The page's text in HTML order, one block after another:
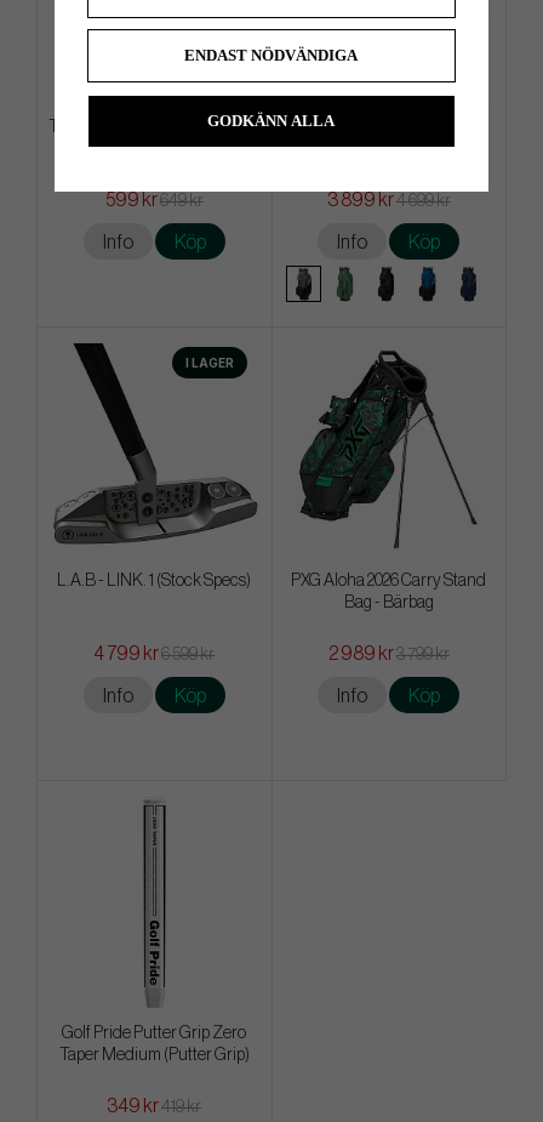
Titleist PRO V1x High Numbers
- Vit
599 kr649 kr
Info Köp
TaylorMade Deluxe -26 -
Vagnbag
3 899 kr4 699 kr
Info Köp
I LAGER
L.A.B - LINK. 1 (Stock Specs)
4 799 kr6 599 kr
Info Köp
PXG Aloha 2026 Carry Stand
Bag - Bärbag
2 989 kr3 799 kr
Info Köp
Golf Pride Putter Grip Zero
Taper Medium (Putter Grip)
349 kr419 kr
ENDAST NÖDVÄNDIGA
GODKÄNN ALLA